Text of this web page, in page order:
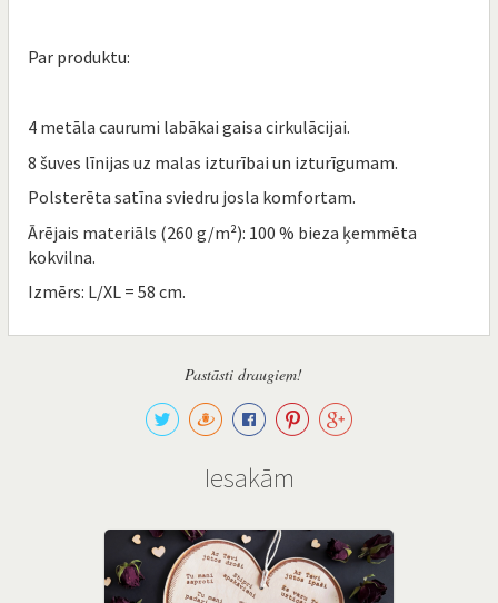
Par produktu:
4 metāla caurumi labākai gaisa cirkulācijai.
8 šuves līnijas uz malas izturībai un izturīgumam.
Polsterēta satīna sviedru josla komfortam.
Ārējais materiāls (260 g/m²): 100 % bieza ķemmēta
kokvilna.
Izmērs: L/XL = 58 cm.
Pastāsti draugiem!
Iesakām